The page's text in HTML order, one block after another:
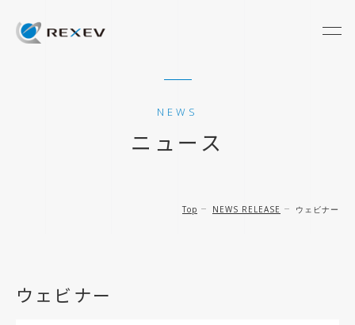
NEWS
ニュース
Top NEWS RELEASE ウェビナー
ウェビナー